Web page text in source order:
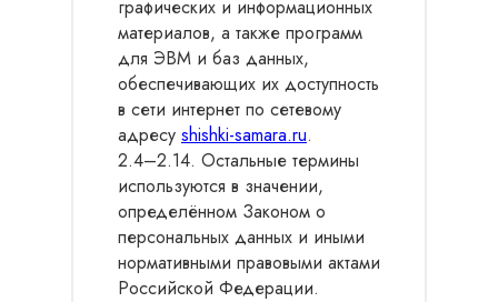
графических и информационных
материалов, а также программ
для ЭВМ и баз данных,
обеспечивающих их доступность
в сети интернет по сетевому
адресу shishki-samara.ru.
2.4–2.14. Остальные термины
используются в значении,
определённом Законом о
персональных данных и иными
нормативными правовыми актами
Российской Федерации.